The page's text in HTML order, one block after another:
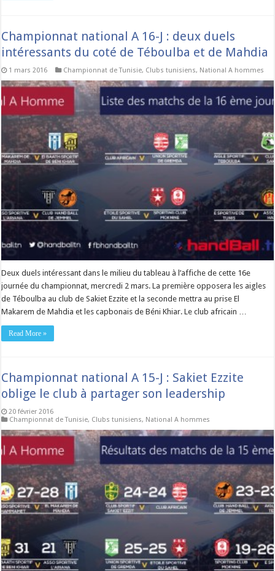
Championnat national A 16-J : deux duels
intéressants du coté de Téboulba et de Mahdia
1 mars 2016 Championnat de Tunisie, Clubs tunisiens, National A hommes
Deux duels intéressant dans le milieu du tableau à l’affiche de cette 16e
journée du championnat, mercredi 2 mars. La première opposera les aigles
de Téboulba au club de Sakiet Ezzite et la seconde mettra au prise El
Makarem de Mahdia et les capbonais de Béni Khiar. Le club africain …
Read More »
Championnat national A 15-J : Sakiet Ezzite
oblige le club à partager son leadership
20 février 2016
Championnat de Tunisie, Clubs tunisiens, National A hommes